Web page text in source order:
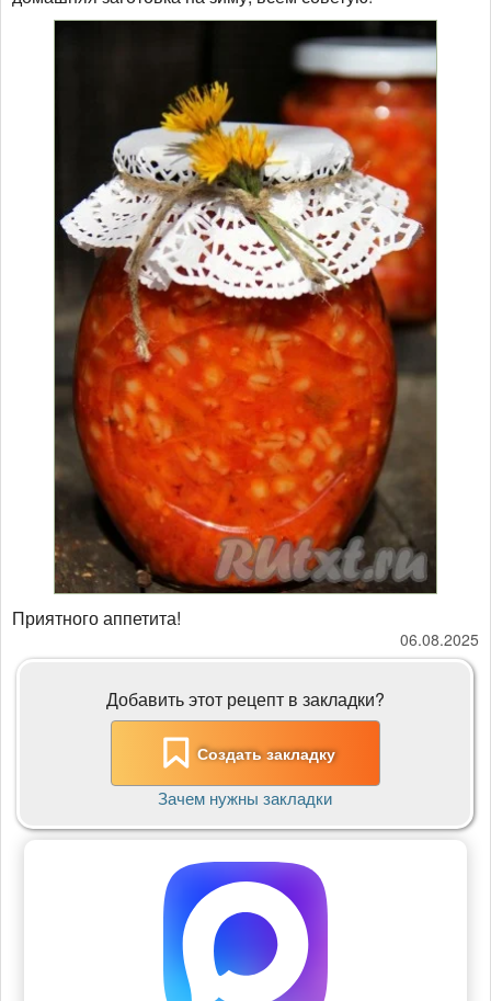
Приятного аппетита!
06.08.2025
Добавить этот рецепт в закладки?
Создать закладку
Зачем нужны закладки